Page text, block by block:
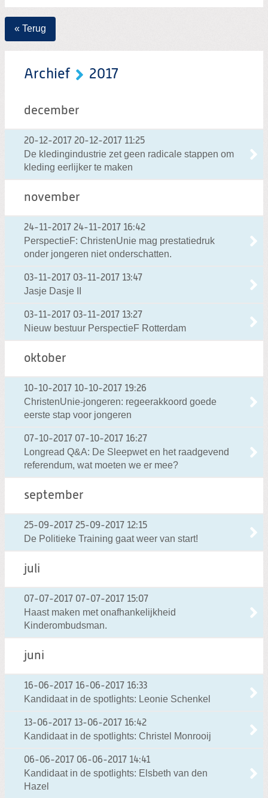
« Terug
Archief 2017
december
20-12-2017 20-12-2017 11:25
De kledingindustrie zet geen radicale stappen om
kleding eerlijker te maken
november
24-11-2017 24-11-2017 16:42
PerspectieF: ChristenUnie mag prestatiedruk
onder jongeren niet onderschatten.
03-11-2017 03-11-2017 13:47
Jasje Dasje II
03-11-2017 03-11-2017 13:27
Nieuw bestuur PerspectieF Rotterdam
oktober
10-10-2017 10-10-2017 19:26
ChristenUnie-jongeren: regeerakkoord goede
eerste stap voor jongeren
07-10-2017 07-10-2017 16:27
Longread Q&A: De Sleepwet en het raadgevend
referendum, wat moeten we er mee?
september
25-09-2017 25-09-2017 12:15
De Politieke Training gaat weer van start!
juli
07-07-2017 07-07-2017 15:07
Haast maken met onafhankelijkheid
Kinderombudsman.
juni
16-06-2017 16-06-2017 16:33
Kandidaat in de spotlights: Leonie Schenkel
13-06-2017 13-06-2017 16:42
Kandidaat in de spotlights: Christel Monrooij
06-06-2017 06-06-2017 14:41
Kandidaat in de spotlights: Elsbeth van den
Hazel